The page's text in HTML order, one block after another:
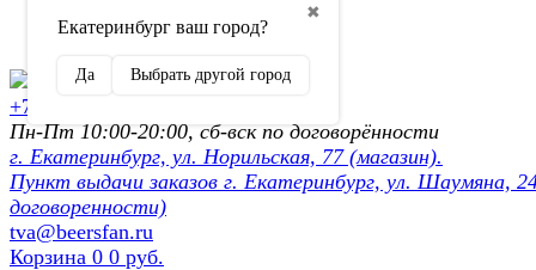
✖
Екатеринбург ваш город?
Да Выбрать другой город
Регистрация
+7 (902) 872-54-70
Пн-Пт 10:00-20:00, сб-вск по договорённости
г. Екатеринбург, ул. Норильская, 77 (магазин).
Пункт выдачи заказов г. Екатеринбург, ул. Шаумяна,
договоренности)
tva@beersfan.ru
Корзина 0 0 руб.